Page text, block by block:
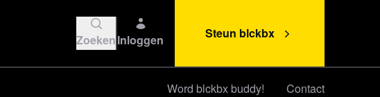
ZoekenInloggen Steun blckbx
Word blckbx buddy! Contact